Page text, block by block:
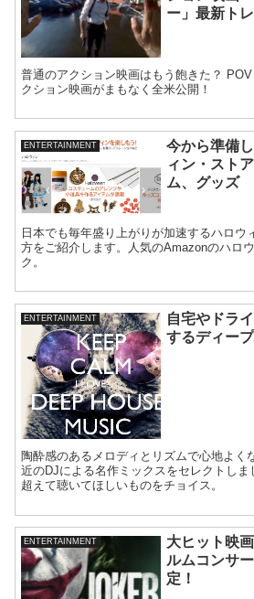
ー」最新ト
普通のアクション映画はもう飽きた？
クション映画がまもなく全米公開！
ENTERTAINMENT
今から準備
ィン・スト
ム、グッズ
日本でも毎年盛り上がりが加速するハロウ
方をご紹介します。人気のAmazonのハロ
ク。
ENTERTAINMENT
自宅やドラ
するディー
陶酔感のあるメロディとリズムで心地よく
近のDJによる名作ミックスをセレクトしま
超えて聴いてほしいものをチョイス。
ENTERTAINMENT
大ヒット映
ルムコンサ
定！